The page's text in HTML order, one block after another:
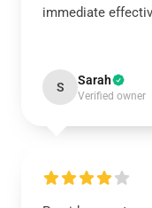
immediate
S Sarah
Verified owner